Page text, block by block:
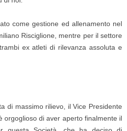
come gestione ed allenamento nel
Risciglione, mentre per il settore
ex atleti di rilevanza assoluta e
di massimo rilievo, il Vice Presidente
orgoglioso di aver aperto finalmente il